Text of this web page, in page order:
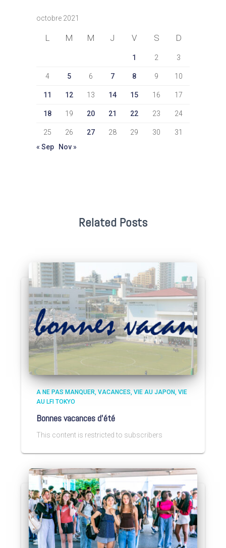
octobre 2021
L M M J V S D
1 2 3
4 5 6 7 8 9 10
11 12 13 14 15 16 17
18 19 20 21 22 23 24
25 26 27 28 29 30
31
« Sep
Nov »
Related Posts
A NE PAS MANQUER VACANCES VIE AU JAPON VIE
AU LFI TOKYO
Bonnes vacances d’été
This content is restricted to subscribers